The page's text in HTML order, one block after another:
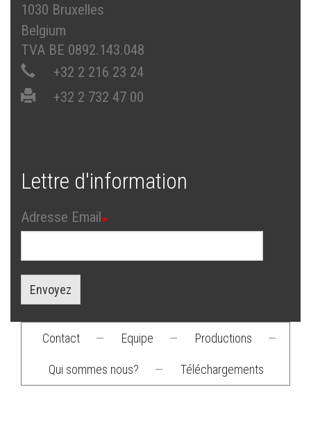
1030 Bruxelles
Belgium
TVA BE 0892.143.048
+32 2 216 23 24
+32 2 732 47 00
Lettre d'information
Adresse Email
Envoyez
Footer
menu
Contact — Equipe — Productions —
Qui sommes nous? — Téléchargements